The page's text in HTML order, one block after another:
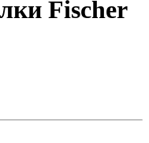
Fischer